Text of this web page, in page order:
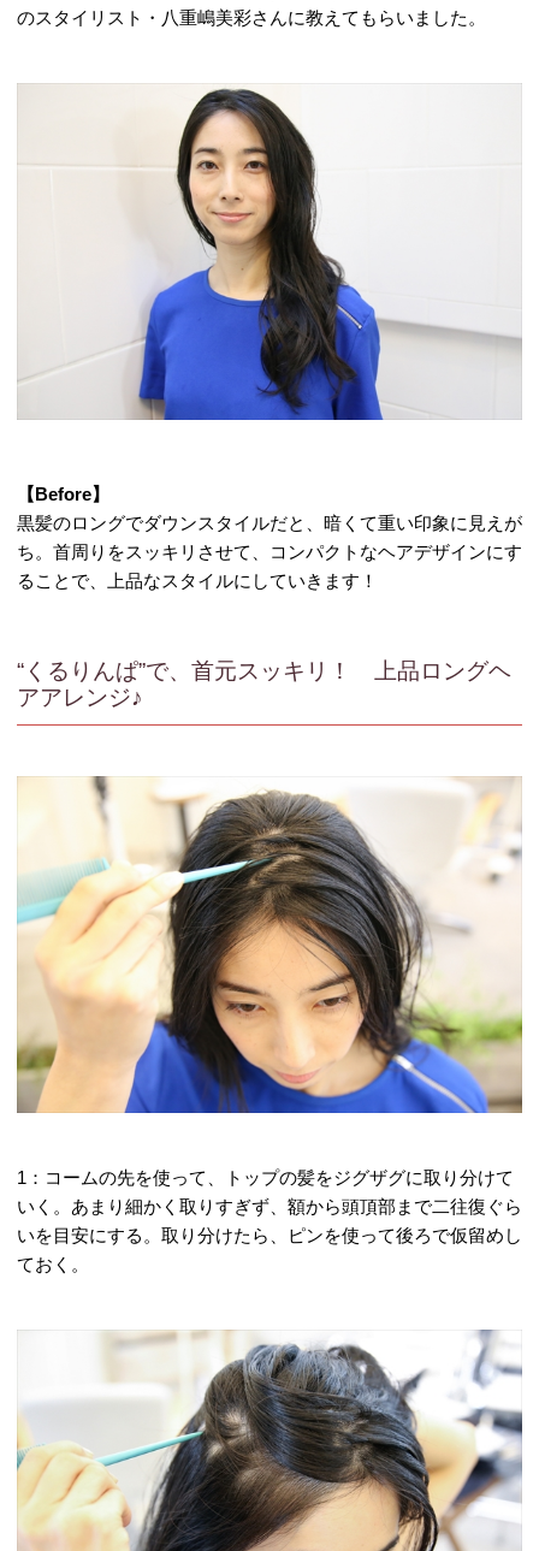
のスタイリスト・八重嶋美彩さんに教えてもらいました。
【Before】
黒髪のロングでダウンスタイルだと、暗くて重い印象に見えが
ち。首周りをスッキリさせて、コンパクトなヘアデザインにす
ることで、上品なスタイルにしていきます！
“くるりんぱ”で、首元スッキリ！ 上品ロングヘ
アアレンジ♪
1：コームの先を使って、トップの髪をジグザグに取り分けて
いく。あまり細かく取りすぎず、額から頭頂部まで二往復ぐら
いを目安にする。取り分けたら、ピンを使って後ろで仮留めし
ておく。